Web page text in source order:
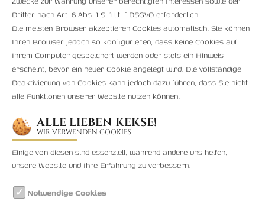
Dritter nach Art. 6 Abs. 1 S. 1 lit. f DSGVO erforderlich.
Die meisten Browser akzeptieren Cookies automatisch. Sie können
Ihren Browser jedoch so konfigurieren, dass keine Cookies auf
Ihrem Computer gespeichert werden oder stets ein Hinweis
erscheint, bevor ein neuer Cookie angelegt wird. Die vollständige
Deaktivierung von Cookies kann jedoch dazu führen, dass Sie nicht
alle Funktionen unserer Website nutzen können.
ALLE LIEBEN KEKSE!
WIR VERWENDEN COOKIES
Einige von diesen sind essenziell, während andere uns helfen,
unsere Website und Ihre Erfahrung zu verbessern.
Notwendige Cookies